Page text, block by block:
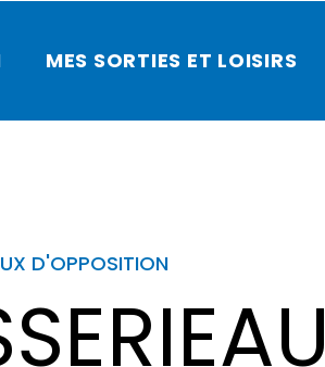
MES SORTIES ET LOISIRS
D'OPPOSITION